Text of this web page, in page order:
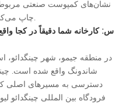
نشان‌های کمپوست صنعتی
چاپ می‌کنیم تا با مقررات مطابقت داشته باشد.
س: کارخانه شما دقیقاً در کجا
شاندونگ واقع شده است.
دسترسی به مسیرهای اصلی
فرودگاه بین المللی چینگدائو